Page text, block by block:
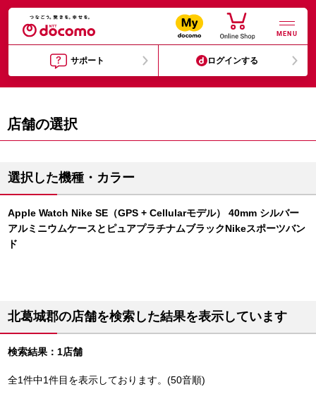
MENU
サポート ログインする
店舗の選択
選択した機種・カラー
Apple Watch Nike SE（GPS + Cellularモデル） 40mm シルバー
アルミニウムケースとピュアプラチナムブラックNikeスポーツバン
ド
北葛城郡の店舗を検索した結果を表示しています
検索結果：1店舗
全1件中1件目を表示しております。(50音順)